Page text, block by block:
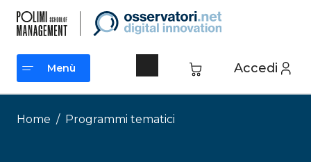
contenuto
Accedi
Menù
Menù
Home / Programmi tematici